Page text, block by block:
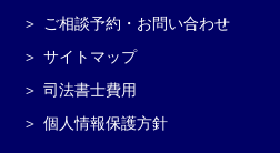
ご相談予約・お問い合わせ
サイトマップ
司法書士費用
個人情報保護方針